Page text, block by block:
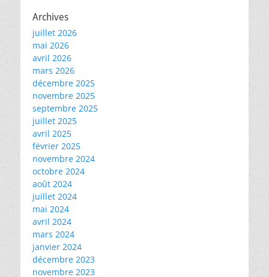
Archives
juillet 2026
mai 2026
avril 2026
mars 2026
décembre 2025
novembre 2025
septembre 2025
juillet 2025
avril 2025
février 2025
novembre 2024
octobre 2024
août 2024
juillet 2024
mai 2024
avril 2024
mars 2024
janvier 2024
décembre 2023
novembre 2023